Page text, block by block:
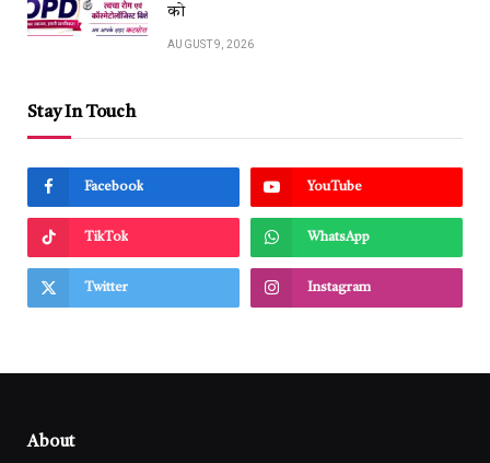
को
AUGUST 9, 2026
Stay In Touch
Facebook YouTube
TikTok WhatsApp
Twitter Instagram
About